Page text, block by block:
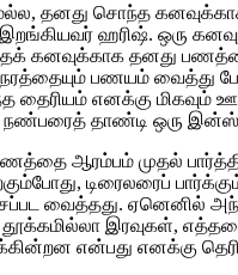
தனது சொந்த
ஹரிஷ். ஒரு
கனவுக்காக தனது
பணயம் வைத்து
தைரியம் எனக்கு மிகவும்
நண்பரைத் தாண்டி ஒரு
ஆரம்பம் முதல்
டிரைலரைப்
வைத்தது. ஏனெனில் அந்த
இரவுகள்,
என்பது எனக்கு